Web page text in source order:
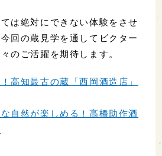
は絶対にできない体験をさせ
回の蔵見学を通してビクター
のご活躍を期待します。
高知最古の蔵「西岡酒造店」
自然が楽しめる！高橋助作酒